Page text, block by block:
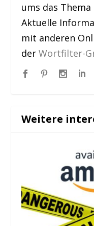
ums das
Aktuelle
mit anderen
derWortfilter-
Weitere